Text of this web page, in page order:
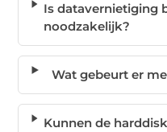
Is datavernietiging
noodzakelijk?
Wat gebeurt er
Kunnen de